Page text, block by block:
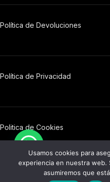
Política de Devoluciones
Política de Privacidad
Politica de Cookies
© 2026 Barrel 76.
Usamos cookies para
experiencia en nuestra web.
asumiremos que